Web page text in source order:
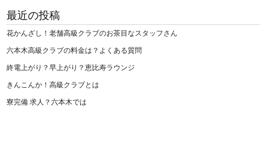
最近の投稿
花かんざし！老舗高級クラブのお茶目なスタッフさん
六本木高級クラブの料金は？よくある質問
終電上がり？早上がり？恵比寿ラウンジ
きんこんか！高級クラブとは
寮完備 求人？六本木では